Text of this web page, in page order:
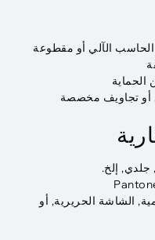
الآلي أو مقطوعة
أو تجاويف مخصصة
جلدي, إلخ.
الشاشة الحريرية, أو